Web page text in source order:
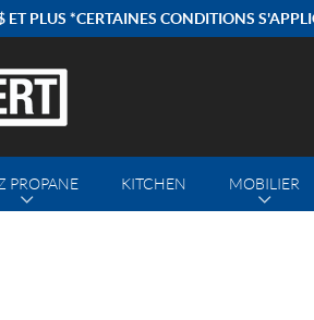
PLUS *CERTAINES CONDITIONS
PROPANE KITCHEN MOBILIER